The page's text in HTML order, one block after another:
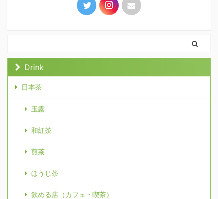
Drink
日本茶
玉露
和紅茶
煎茶
ほうじ茶
飲める店（カフェ・喫茶）